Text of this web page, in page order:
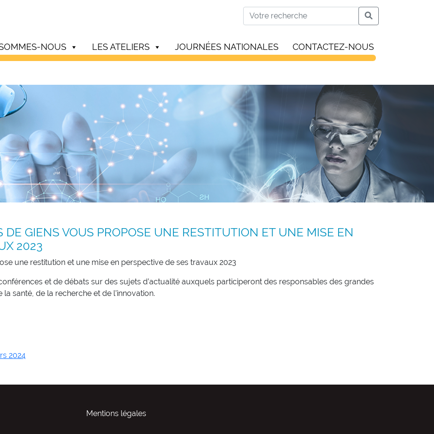
NOUS LES ATELIERS JOURNÉES NATIONALES CONTACTEZ-NOUS
DE GIENS VOUS PROPOSE UNE RESTITUTION ET UNE MISE EN
2023
une restitution et une mise en perspective de ses travaux 2023
et de débats sur des sujets d’actualité auxquels participeront des responsables des grandes
santé, de la recherche et de l’innovation.
2024
Mentions légales